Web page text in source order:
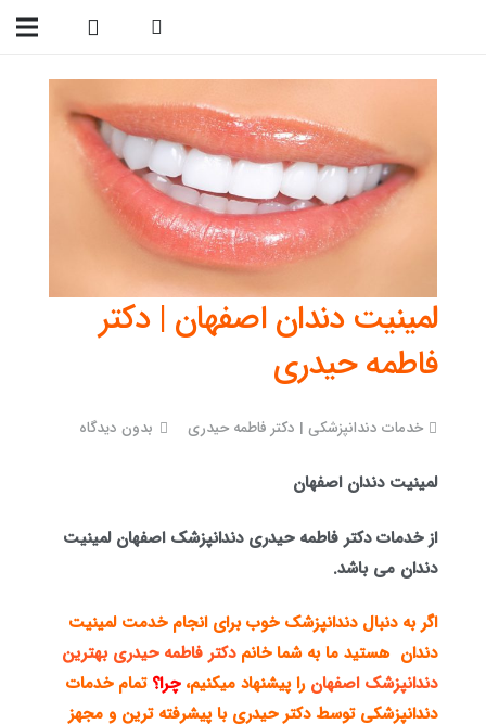
لمینیت دندان اصفهان | دکتر
فاطمه حیدری
خدمات دندانپزشکی | دکتر فاطمه حیدری بدون دیدگاه
لمینیت دندان اصفهان
از خدمات دکتر فاطمه حیدری دندانپزشک اصفهان لمینیت
دندان می باشد.
اگر به دنبال دندانپزشک خوب برای انجام خدمت لمینیت
دندان هستید ما به شما خانمدکتر فاطمه حیدری بهترین
دندانپزشک اصفهان را پیشنهاد میکنیم،چرا؟ تمام خدمات
دندانپزشکی توسط دکتر حیدری با پيشرفته ترين و مجهز